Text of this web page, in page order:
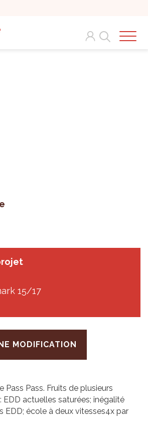
Search
15/17
MODIFICATION
Pass Pass. Fruits de plusieurs
actuelles saturées; inégalité
EDD; école à deux vitesses4x par